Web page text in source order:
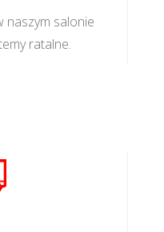
naszym salonie
ratalne.